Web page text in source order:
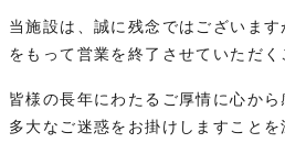
当施設は、誠に残念ではございます
をもって営業を終了させていただく
皆様の長年にわたるご厚情に心から
多大なご迷惑をお掛けしますことを